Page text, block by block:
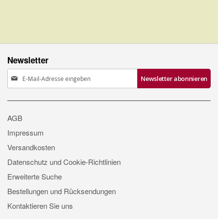
Newsletter
Anmeldung
zum
Newsletter:
Newsletter abonnieren
AGB
Impressum
Versandkosten
Datenschutz und Cookie-Richtlinien
Erweiterte Suche
Bestellungen und Rücksendungen
Kontaktieren Sie uns